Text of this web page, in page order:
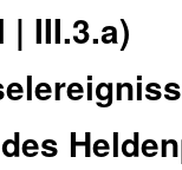
| III.3.a)